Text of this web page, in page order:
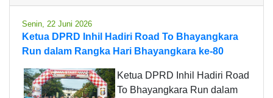
Senin, 22 Juni 2026
Ketua DPRD Inhil Hadiri Road To Bhayangkara
Run dalam Rangka Hari Bhayangkara ke-80
Ketua DPRD Inhil Hadiri Road
To Bhayangkara Run dalam